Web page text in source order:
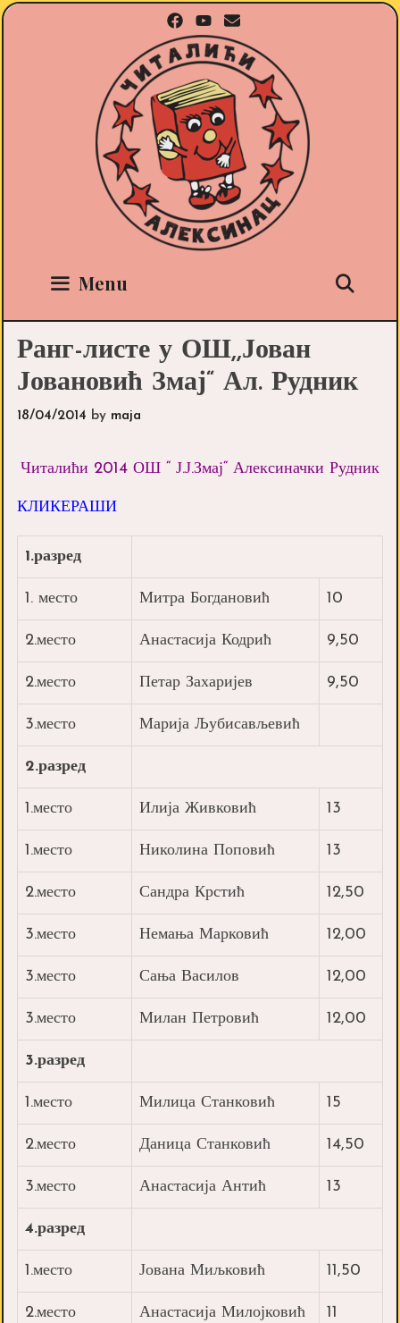
Skip
Menu
Ранг-листе у ОШ,,Јован
Јовановић Змај“ Ал. Рудник
18/04/2014 by maja
Читалићи 2014 ОШ “ Ј.Ј.Змај“ Алексиначки Рудник
КЛИКЕРАШИ
1.разред
1. место Митра Богдановић 10
2.место Анастасија Кодрић 9,50
2.место Петар Захаријев 9,50
3.место Марија Љубисављевић
2.разред
1.место Илија Живковић 13
1.место Николина Поповић 13
2.место Сандра Крстић 12,50
3.место Немања Марковић 12,00
3.место Сања Василов 12,00
3.место Милан Петровић 12,00
3.разред
1.место Милица Станковић 15
2.место Даница Станковић 14,50
3.место Анастасија Антић 13
4.разред
1.место Јована Миљковић 11,50
2.место Анастасија Милојковић 11